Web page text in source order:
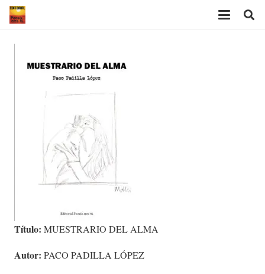
Título: MUESTRARIO DEL ALMA
Autor: PACO PADILLA LÓPEZ